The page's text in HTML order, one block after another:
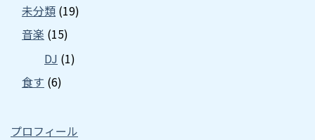
未分類 (19)
音楽 (15)
DJ (1)
食す (6)
プロフィール